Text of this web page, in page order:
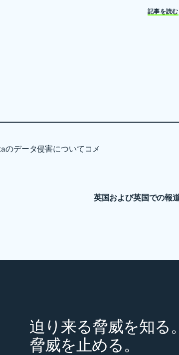
記事を読む
のデータ侵害についてコメ
英国および英国での報
迫り来る脅威を知る
脅威を止める。